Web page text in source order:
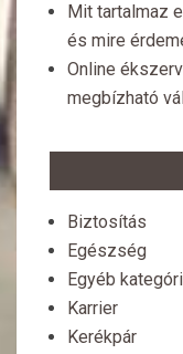
Mit tartalmaz
és mire
Online
megbízható
Biztosítás
Egészség
Egyéb
Karrier
Kerékpár